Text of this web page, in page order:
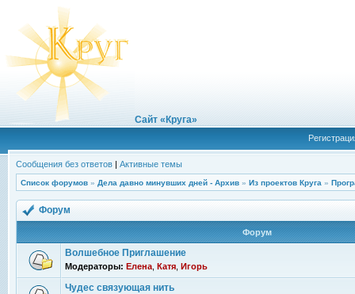
Сайт «Круга»
Сообщения без ответов | Активные темы
Список форумов » Дела давно минувших дней - Архив » Из проектов Круга »
Форум
Форум
Волшебное Приглашение
Модераторы: Елена Катя Игорь
Чудес связующая нить